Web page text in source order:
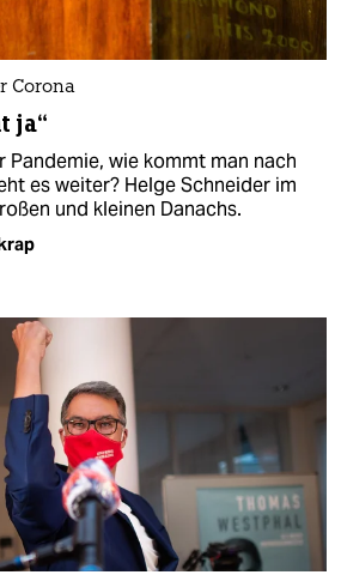
Corona
ja“
Pandemie, wie kommt man nach
es weiter? Helge Schneider im
und kleinen Danachs.